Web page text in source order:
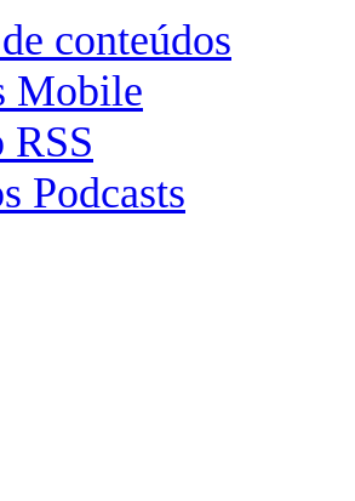
conteúdos
Mobile
RSS
Podcasts